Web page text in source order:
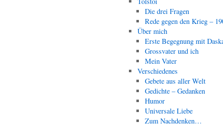
Die drei Fragen
Rede gegen den Krieg –
Über mich
Erste Begegnung mit
Grossvater und ich
Mein Vater
Verschiedenes
Gebete aus aller Welt
Gedichte – Gedanken
Humor
Universale Liebe
Zum Nachdenken…